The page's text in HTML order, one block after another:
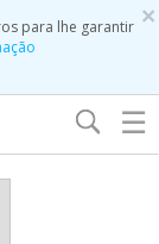
×
para lhe garantir
☰